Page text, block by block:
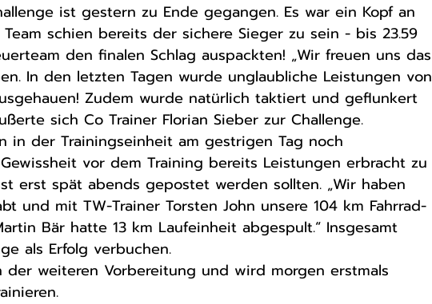
ist gestern zu Ende gegangen. Es war ein Kopf an
Team schien bereits der sichere Sieger zu sein - bis 23.59
den finalen Schlag auspackten! „Wir freuen uns das
In den letzten Tagen wurde unglaubliche Leistungen von
Zudem wurde natürlich taktiert und geflunkert
sich Co Trainer Florian Sieber zur Challenge.
in der Trainingseinheit am gestrigen Tag noch
vor dem Training bereits Leistungen erbracht zu
erst spät abends gepostet werden sollten. „Wir haben
und mit TW-Trainer Torsten John unsere 104 km Fahrrad-
Bär hatte 13 km Laufeinheit abgespult.“ Insgesamt
als Erfolg verbuchen.
der weiteren Vorbereitung und wird morgen erstmals